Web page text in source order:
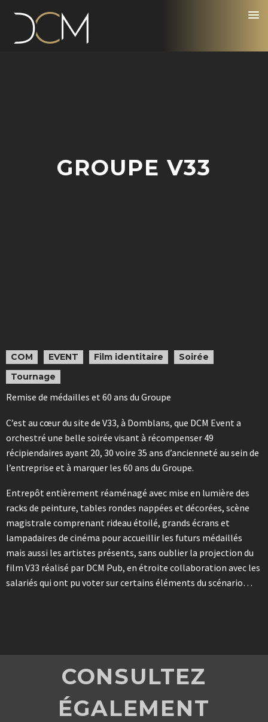
GROUPE V33
COM EVENT Film identitaire
Soirée
Tournage
Remise de médailles et 60 ans du Groupe
C’est au cœur du site de V33, à Domblans, que DCM Event a
orchestré une belle soirée visant à récompenser 49
récipiendaires ayant 20, 30 voire 35 ans d’ancienneté au sein de
l’entreprise et à marquer les 60 ans du Groupe.
Entrepôt entièrement réaménagé avec mise en lumière des
racks de peinture, tables rondes nappées et décorées, scène
magistrale comprenant rideau étoilé, grands écrans et
lampadaires de cinéma pour accueillir les futurs médaillés
mais aussi les artistes présents, sans oublier la projection du
film V33 réalisé par DCM Pub, en étroite collaboration avec les
salariés qui ont pu voter sur certains éléments du scénario…
CONSULTEZ
ÉGALEMENT